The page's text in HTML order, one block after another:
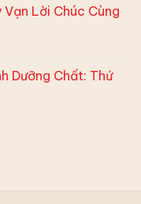
Lời Chúc Cùng
Dưỡng Chất: Thứ